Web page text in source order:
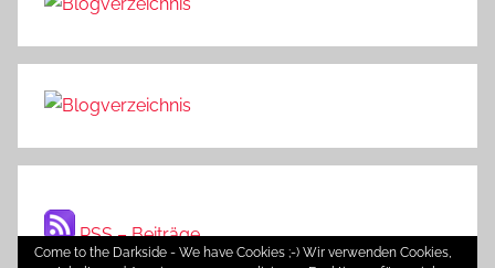
RSS – Beiträge
Come to the Darkside - We have Cookies ;-) Wir verwenden Cookies,